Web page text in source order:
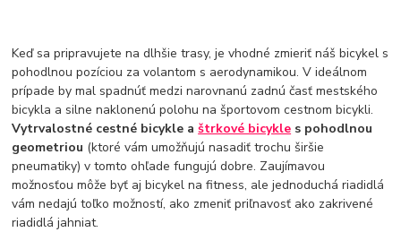
Keď sa pripravujete na dlhšie trasy, je vhodné zmieriť náš bicykel s
pohodlnou pozíciou za volantom s aerodynamikou. V ideálnom
prípade by mal spadnúť medzi narovnanú zadnú časť mestského
bicykla a silne naklonenú polohu na športovom cestnom bicykli.
Vytrvalostné cestné bicykle aštrkové bicykle s pohodlnou
geometriou (ktoré vám umožňujú nasadiť trochu širšie
pneumatiky) v tomto ohľade fungujú dobre. Zaujímavou
možnosťou môže byť aj bicykel na fitness, ale jednoduchá riadidlá
vám nedajú toľko možností, ako zmeniť priľnavosť ako zakrivené
riadidlá jahniat.